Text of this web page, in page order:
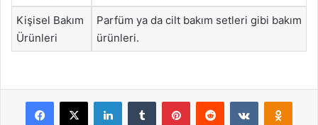
Kişisel Bakım
Ürünleri
Parfüm ya da cilt bakım setleri gibi bakım
ürünleri.
Facebook
X LinkedInTumblr PinterestReddit VKontakte